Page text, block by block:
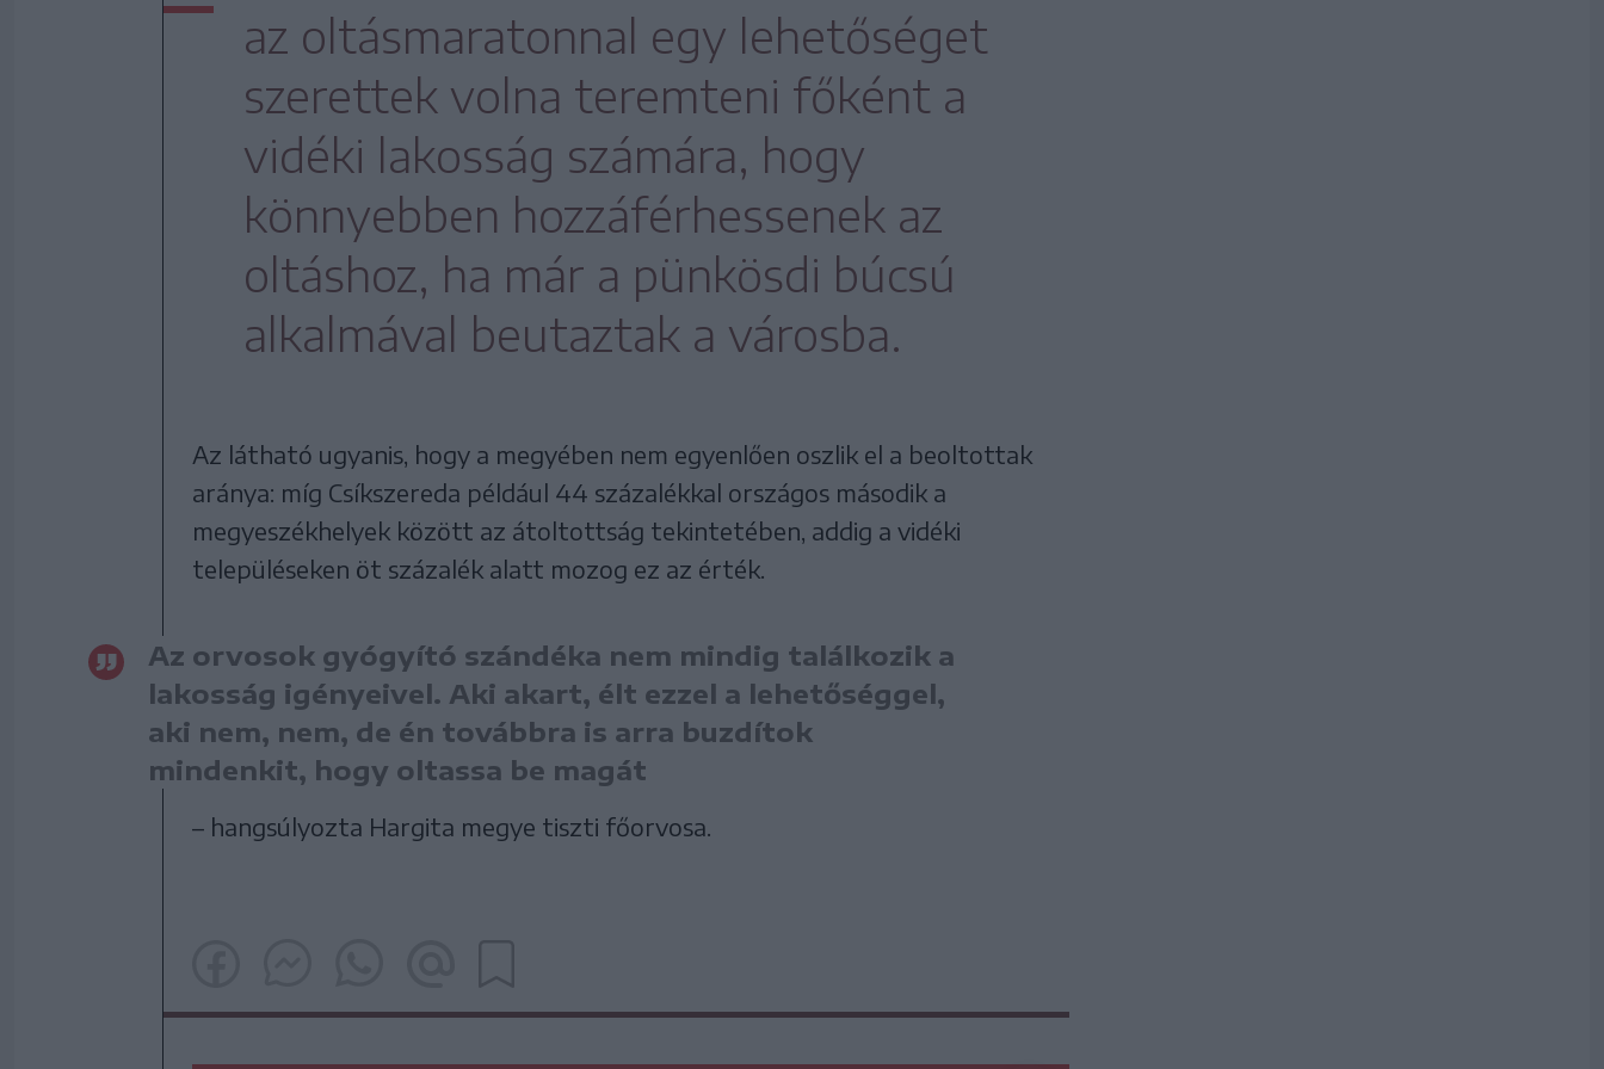
az oltásmaratonnal egy lehetőséget
szerettek volna teremteni főként a
vidéki lakosság számára, hogy
könnyebben hozzáférhessenek az
oltáshoz, ha már a pünkösdi búcsú
alkalmával beutaztak a városba.
Az látható ugyanis, hogy a megyében nem egyenlően oszlik el a beoltottak
aránya: míg Csíkszereda például 44 százalékkal országos második a
megyeszékhelyek között az átoltottság tekintetében, addig a vidéki
településeken öt százalék alatt mozog ez az érték.
Az orvosok gyógyító szándéka nem mindig találkozik a
lakosság igényeivel. Aki akart, élt ezzel a lehetőséggel,
aki nem, nem, de én továbbra is arra buzdítok
mindenkit, hogy oltassa be magát
– hangsúlyozta Hargita megye tiszti főorvosa.